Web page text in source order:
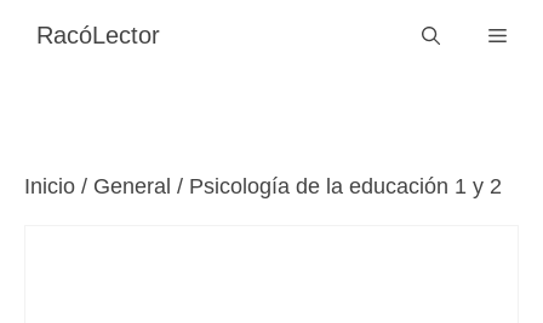
RacóLector
Inicio / General / Psicología de la educación 1 y 2